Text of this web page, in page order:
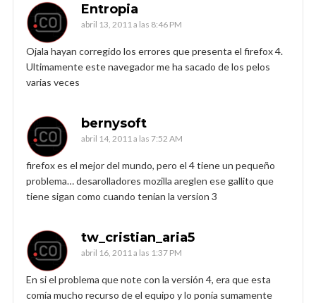
Entropia
abril 13, 2011 a las 8:46 PM
Ojala hayan corregido los errores que presenta el firefox 4.
Ultimamente este navegador me ha sacado de los pelos
varias veces
bernysoft
abril 14, 2011 a las 7:52 AM
firefox es el mejor del mundo, pero el 4 tiene un pequeño
problema… desarolladores mozilla areglen ese gallito que
tiene sigan como cuando tenian la version 3
tw_cristian_aria5
abril 16, 2011 a las 1:37 PM
En si el problema que note con la versión 4, era que esta
comía mucho recurso de el equipo y lo ponía sumamente